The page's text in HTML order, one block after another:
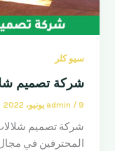
سيو كلر
شركة تصميم
admin / 9 يونيو، 2022
شركة تصميم شلالات
المحترفين في